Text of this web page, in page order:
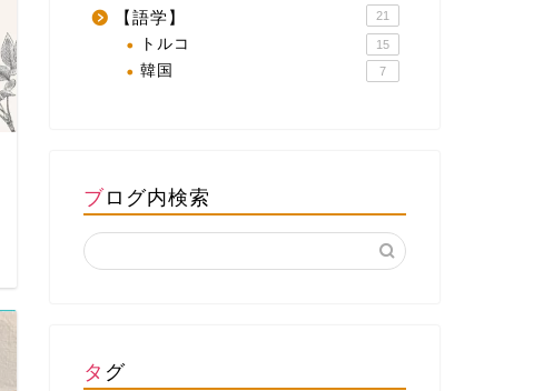
【語学】 21
トルコ 15
韓国 7
ブログ内検索
タグ